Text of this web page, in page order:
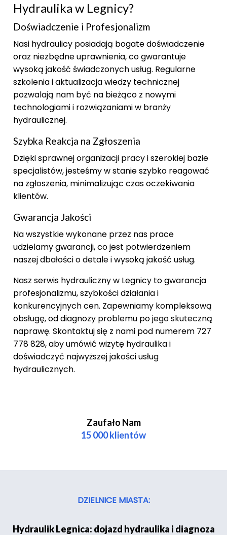
Hydraulika w Legnicy?
Doświadczenie i Profesjonalizm
Nasi hydraulicy posiadają bogate doświadczenie
oraz niezbędne uprawnienia, co gwarantuje
wysoką jakość świadczonych usług. Regularne
szkolenia i aktualizacja wiedzy technicznej
pozwalają nam być na bieżąco z nowymi
technologiami i rozwiązaniami w branży
hydraulicznej.
Szybka Reakcja na Zgłoszenia
Dzięki sprawnej organizacji pracy i szerokiej bazie
specjalistów, jesteśmy w stanie szybko reagować
na zgłoszenia, minimalizując czas oczekiwania
klientów.
Gwarancja Jakości
Na wszystkie wykonane przez nas prace
udzielamy gwarancji, co jest potwierdzeniem
naszej dbałości o detale i wysoką jakość usług.
Nasz serwis hydrauliczny w Legnicy to gwarancja
profesjonalizmu, szybkości działania i
konkurencyjnych cen. Zapewniamy kompleksową
obsługę, od diagnozy problemu po jego skuteczną
naprawę. Skontaktuj się z nami pod numerem 727
778 828, aby umówić wizytę hydraulika i
doświadczyć najwyższej jakości usług
hydraulicznych.
Zaufało Nam
15 000 klientów
DZIELNICE MIASTA:
Hydraulik Legnica: dojazd hydraulika i diagnoza